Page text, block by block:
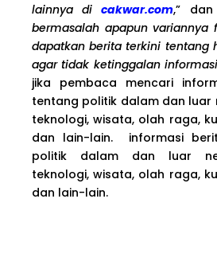
lainnya dicakwar.com,” dan
bermasalah apapun variannya
dapatkan berita terkini tentang
agar tidak ketinggalan
jika pembaca mencari
tentang politik dalam dan luar
teknologi, wisata, olah raga,
dan lain-lain. informasi
politik dalam dan luar
teknologi, wisata, olah raga,
dan lain-lain.